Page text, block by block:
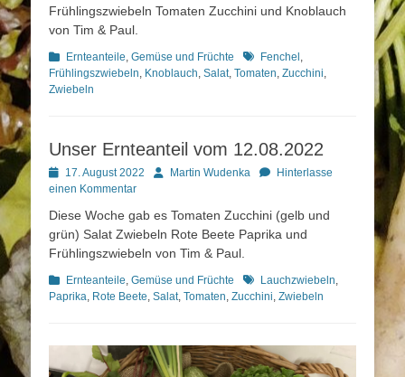
Frühlingszwiebeln Tomaten Zucchini und Knoblauch
von Tim & Paul.
Kategorien
Ernteanteile Gemüse und Früchte Schlagworte
Fenchel
Frühlingszwiebeln Knoblauch Salat, Tomaten Zucchini
Zwiebeln
Unser Ernteanteil vom 12.08.2022
Posted
on
17. August 2022 AutorMartin Wudenka
Hinterlasse
einen Kommentar
Diese Woche gab es Tomaten Zucchini (gelb und
grün) Salat Zwiebeln Rote Beete Paprika und
Frühlingszwiebeln von Tim & Paul.
Kategorien
Ernteanteile Gemüse und Früchte Schlagworte
Lauchzwiebeln
Paprika Rote Beete Salat, Tomaten Zucchini Zwiebeln